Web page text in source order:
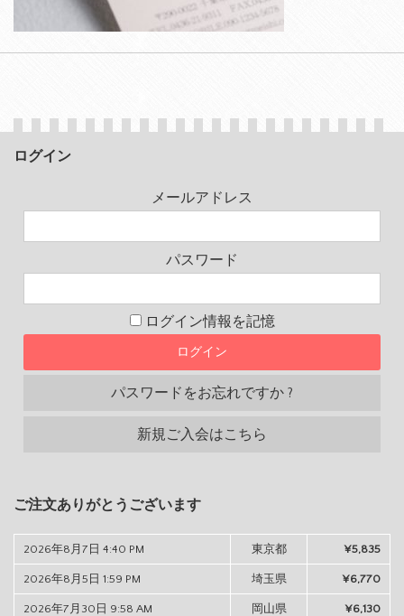
ログイン
メールアドレス
パスワード
ログイン情報を記憶
パスワードをお忘れですか ?
新規ご入会はこちら
ご注文ありがとうございます
2026年8月7日 4:40 PM 東京都 ¥5,835
2026年8月5日 1:59 PM 埼玉県 ¥6,770
2026年7月30日 9:58 AM 岡山県 ¥6,130